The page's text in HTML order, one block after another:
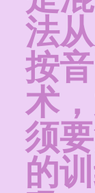
法
按
术
须
的